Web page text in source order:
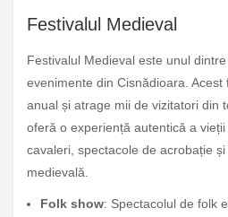
Festivalul Medieval
Festivalul Medieval este unul
evenimente din Cisnădioara.
anual și atrage mii de vizitatori din
oferă o experiență autentică a
cavaleri, spectacole de acrobație
medievală.
Folk show: Spectacolul de folk